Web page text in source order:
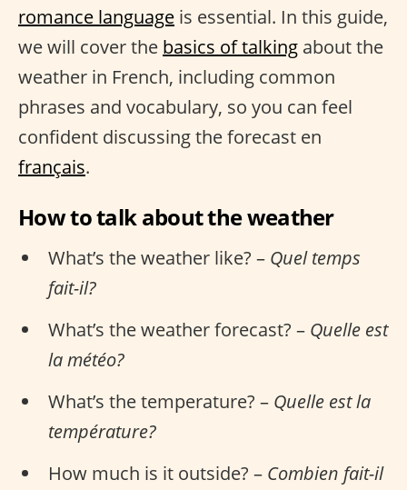
romance language is essential. In this guide,
we will cover the basics of talking about the
weather in French, including common
phrases and vocabulary, so you can feel
confident discussing the forecast en
français.
How to talk about the weather
What’s the weather like? – Quel temps
fait-il?
What’s the weather forecast? – Quelle est
la météo?
What’s the temperature? – Quelle est la
température?
How much is it outside? – Combien fait-il